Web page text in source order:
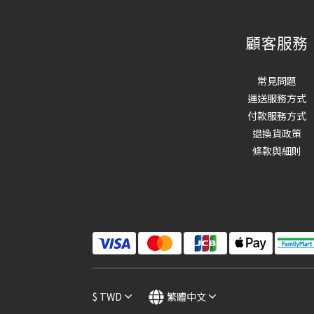
顧客服務
常見問題
運送服務方式
付款服務方式
退換貨政策
條款與細則
$ TWD 繁體中文